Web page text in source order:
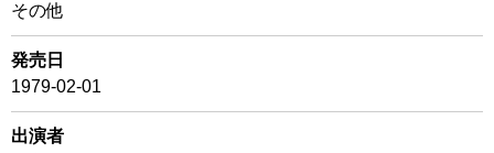
その他
発売日
1979-02-01
出演者